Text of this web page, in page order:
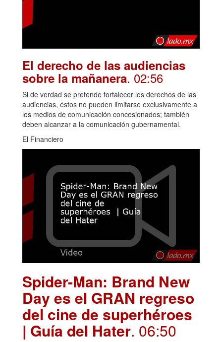
El derecho de las audiencias
sobre la mañanera. 02:56
Si de verdad se pretende fortalecer los derechos de las
audiencias, éstos no pueden limitarse exclusivamente a
los medios de comunicación concesionados; también
deben alcanzar a la comunicación gubernamental.
El Financiero
Spider-Man: Brand New
Day es el GRAN regreso
del cine de superhéroes
| Guía del Hater. 06:50